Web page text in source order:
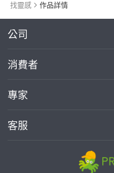
找靈感 作品詳情
公司
關於我們
部落格
加入我們
消費者
買服務
熱門服務
專家
案件中心
客服
繼續完成